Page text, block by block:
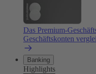
Das Premium-
Geschäftskonten
Banking
Highlights